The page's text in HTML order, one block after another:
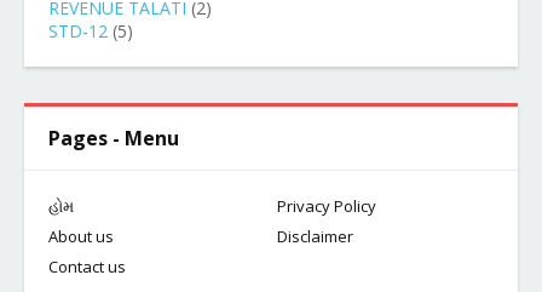
REVENUE TALATI (2)
STD-12 (5)
Pages - Menu
હોમ
Privacy Policy
About us
Disclaimer
Contact us